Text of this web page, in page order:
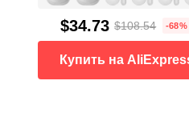
$34.73 $108.54 -68%
Купить на